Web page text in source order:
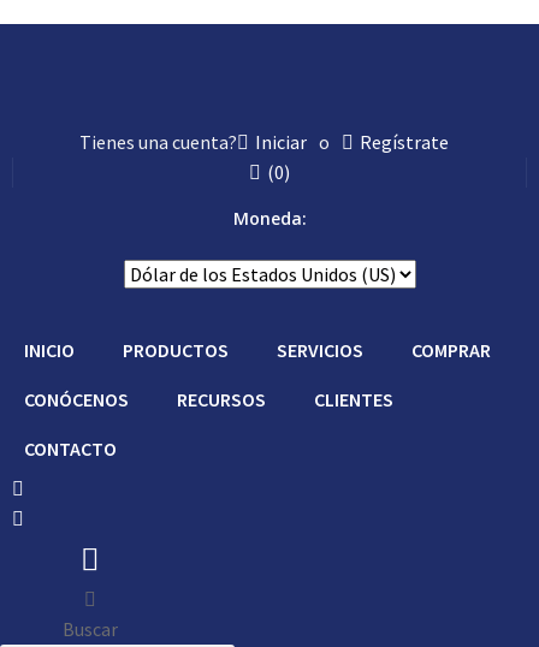
Tienes una cuenta? Iniciar o
Regístrate
(0)
Moneda:
INICIO PRODUCTOS SERVICIOS COMPRAR
CONÓCENOS RECURSOS CLIENTES
CONTACTO
Buscar